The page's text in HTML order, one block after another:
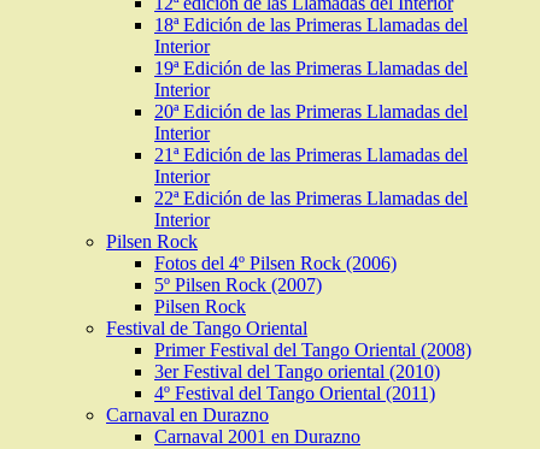
18ª Edición de las Primeras Llamadas del
Interior
19ª Edición de las Primeras Llamadas del
Interior
20ª Edición de las Primeras Llamadas del
Interior
21ª Edición de las Primeras Llamadas del
Interior
22ª Edición de las Primeras Llamadas del
Interior
Pilsen Rock
Fotos del 4º Pilsen Rock (2006)
5º Pilsen Rock (2007)
Pilsen Rock
Festival de Tango Oriental
Primer Festival del Tango Oriental (2008)
3er Festival del Tango oriental (2010)
4º Festival del Tango Oriental (2011)
Carnaval en Durazno
Carnaval 2001 en Durazno